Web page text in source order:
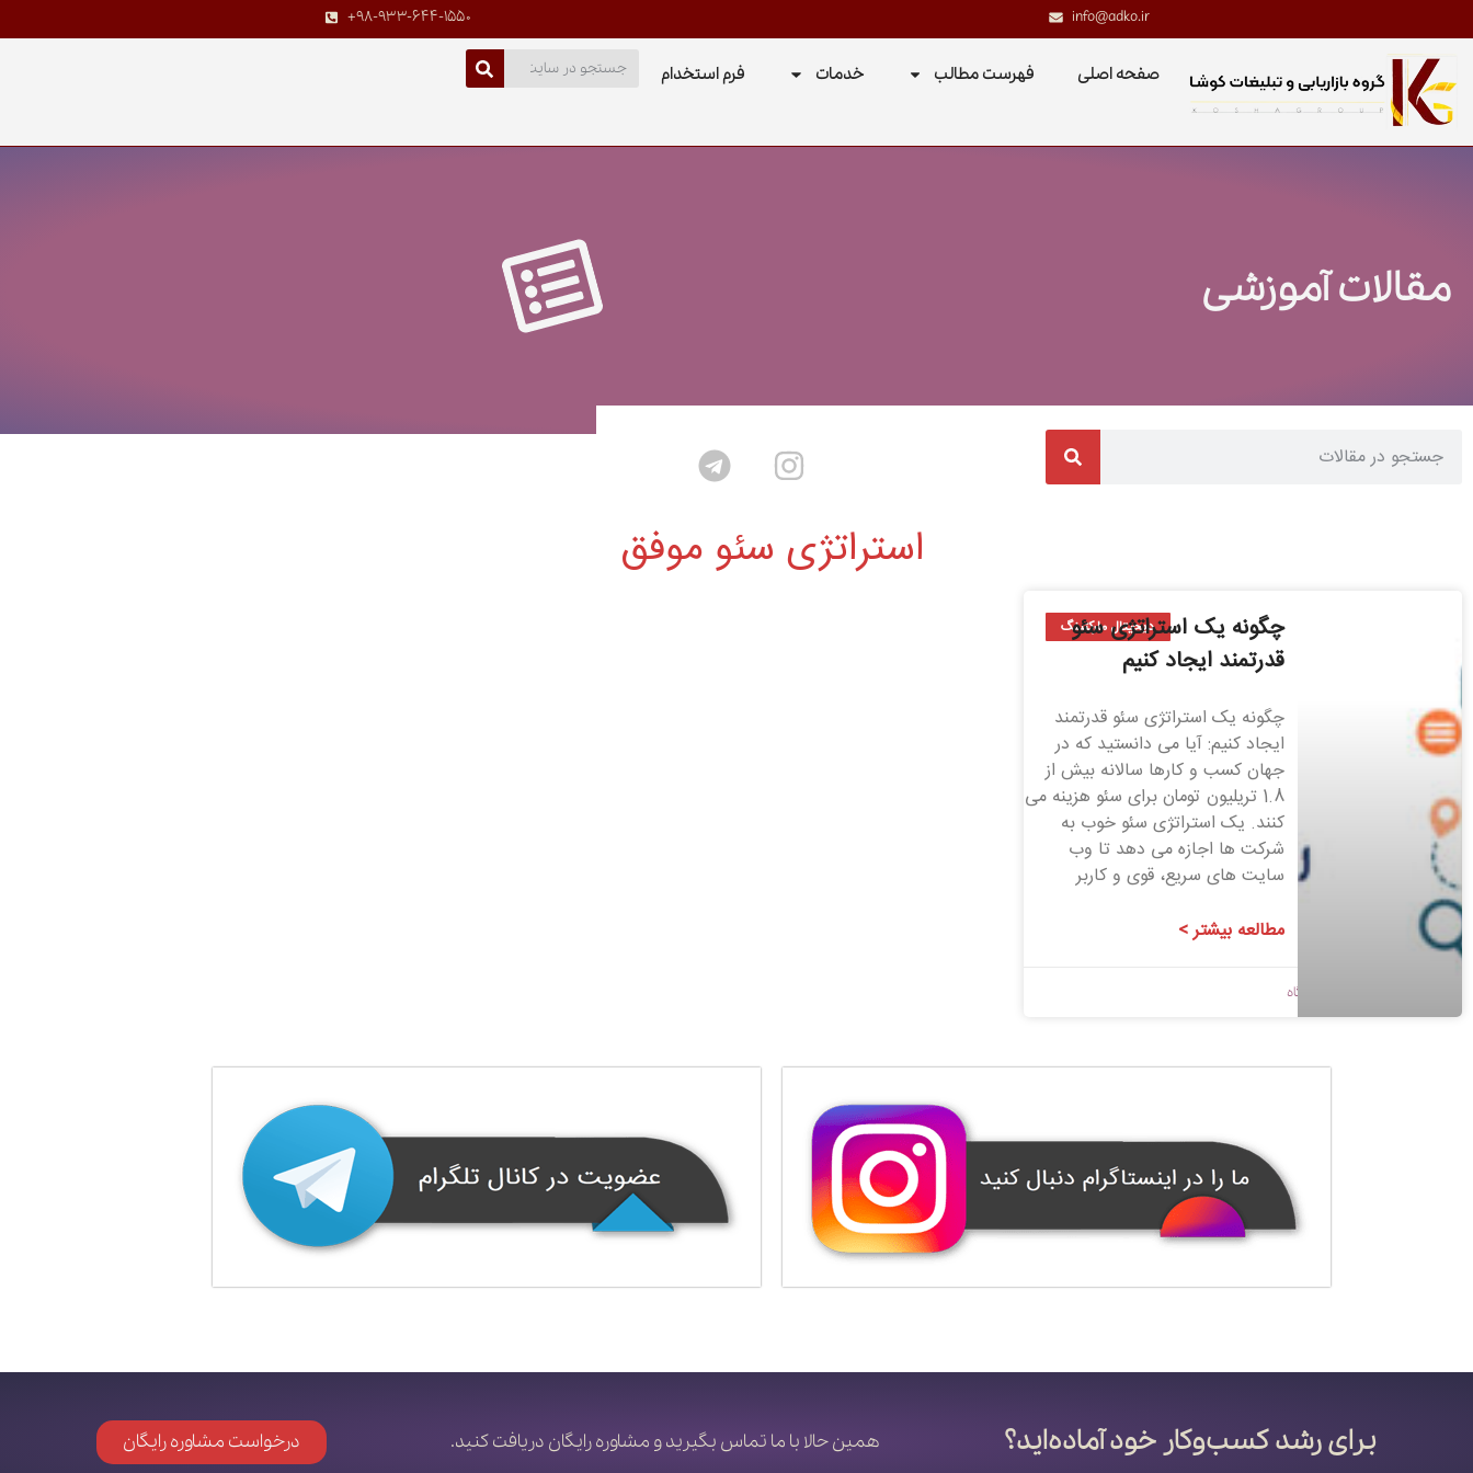
info@adko.ir
+98-933-644-1550
صفحه اصلی فهرست مطالب خدمات فرم استخدام
مقالات آموزشی
استراتژی سئو موفق
دیجیتال مارکتینگ
چگونه یک استراتژی سئو
قدرتمند ایجاد کنیم
چگونه یک استراتژی سئو قدرتمند
ایجاد کنیم: آیا می دانستید که در
جهان کسب و کارها سالانه بیش از
1.8 تریلیون تومان برای سئو هزینه می
کنند. یک استراتژی سئو خوب به
شرکت ها اجازه می دهد تا وب
سایت های سریع، قوی و کاربر
مطالعه بیشتر >
بدون دیدگاه
برای رشد کسب‌وکار خود آماده‌اید؟ همین حالا با ما تماس بگیرید و مشاوره رایگان دریافت کنید. درخواست مشاوره رایگان